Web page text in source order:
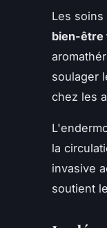
Les
bien-être
soulager
chez les
la
invasive
soutient